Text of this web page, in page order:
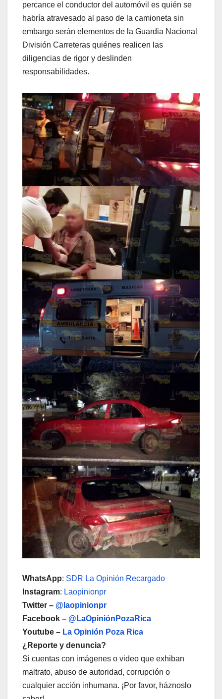
percance el conductor del automóvil es quién se
habría atravesado al paso de la camioneta sin
embargo serán elementos de la Guardia Nacional
División Carreteras quiénes realicen las
diligencias de rigor y deslinden
responsabilidades.
WhatsApp: SDR La Opinión Recargado
Instagram: Laopinionpr
Twitter – @laopinionpr
Facebook – @LaOpiniónPozaRica
Youtube – La Opinión Poza Rica
¿Reporte y denuncia?
Si cuentas con imágenes o video que exhiban
maltrato, abuso de autoridad, corrupción o
cualquier acción inhumana. ¡Por favor, háznoslo